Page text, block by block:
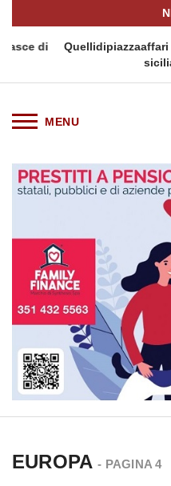
Quellidipiazzaaffari lancia
siciliana:
EUROPA- PAGINA 4